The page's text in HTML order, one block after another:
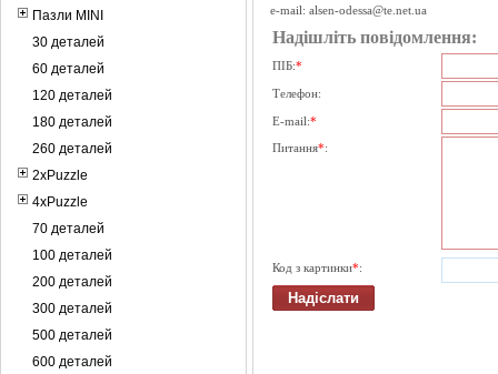
Пазли MINI
30 деталей
60 деталей
120 деталей
180 деталей
260 деталей
2xPuzzle
4xPuzzle
70 деталей
100 деталей
200 деталей
300 деталей
500 деталей
600 деталей
e-mail: alsen-odessa@te.net.ua
Надішліть повідомлення:
ПІБ:*
Телефон:
E-mail:*
Питання*:
Код з картинки*: